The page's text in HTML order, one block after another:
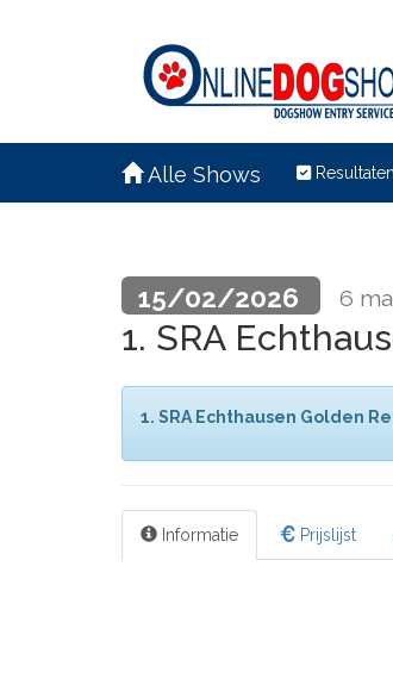
Alle Shows Resultaten
15/02/2026 6
1. SRA
1. SRA Echthausen Golden
Informatie Prijslijst